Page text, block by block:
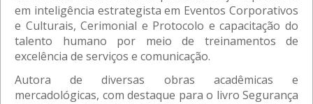
em inteligência estrategista em Eventos Corporativos
e Culturais, Cerimonial e Protocolo e capacitação do
talento humano por meio de treinamentos de
excelência de serviços e comunicação.
Autora de diversas obras acadêmicas e
mercadológicas, com destaque para o livro Segurança